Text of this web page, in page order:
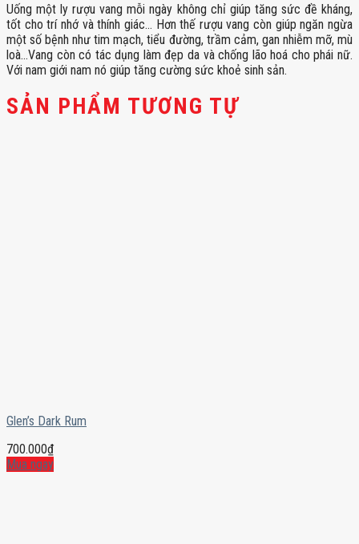
Uống một ly rượu vang mỗi ngày không chỉ giúp tăng sức đề kháng,
tốt cho trí nhớ và thính giác… Hơn thế rượu vang còn giúp ngăn ngừa
một số bệnh như tim mạch, tiểu đường, trầm cảm, gan nhiễm mỡ, mù
loà…Vang còn có tác dụng làm đẹp da và chống lão hoá cho phái nữ.
Với nam giới nam nó giúp tăng cường sức khoẻ sinh sản.
SẢN PHẨM TƯƠNG TỰ
Glen’s Dark Rum
700.000₫
Mua ngay